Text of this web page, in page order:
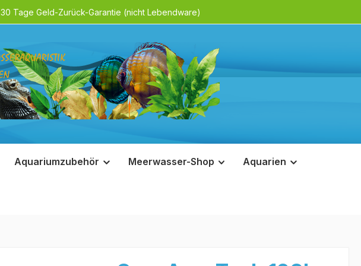
30 Tage Geld-Zurück-Garantie (nicht Lebendware)
Aquariumzubehör Meerwasser-Shop Aquarien